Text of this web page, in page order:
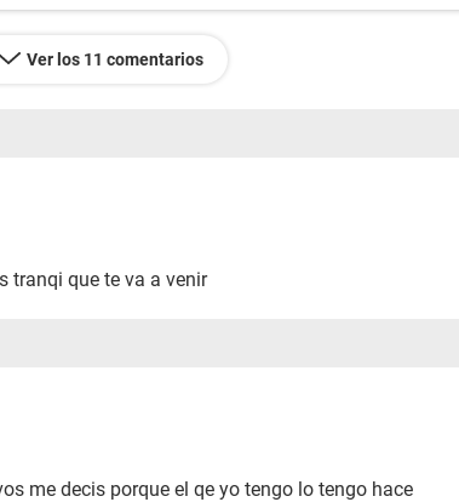
Ver los 11 comentarios
tranqi que te va a venir
me decis porque el qe yo tengo lo tengo hace